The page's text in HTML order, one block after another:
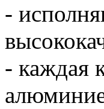
-
- каждая